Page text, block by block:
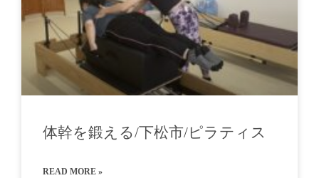
体幹を鍛える/下松市/ピラティス
READ MORE »